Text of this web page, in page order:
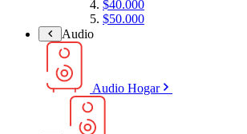
$40.000
$50.000
Audio
Audio Hogar